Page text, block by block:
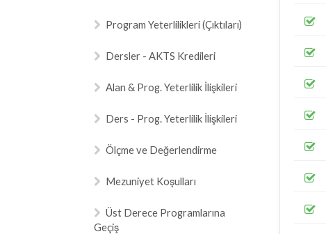
Program Yeterlilikleri (Çıktıları)
Dersler - AKTS Kredileri
Alan & Prog. Yeterlilik İlişkileri
Ders - Prog. Yeterlilik İlişkileri
Ölçme ve Değerlendirme
Mezuniyet Koşulları
Üst Derece Programlarına
Geçiş